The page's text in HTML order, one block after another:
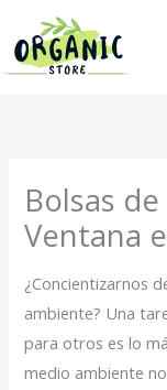
contenido
Bolsas
Ventana
¿Concientizarnos
ambiente? Una
para otros es lo
medio ambiente